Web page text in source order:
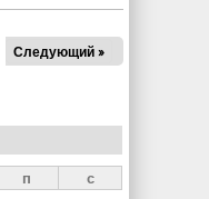
Следующий »
п с